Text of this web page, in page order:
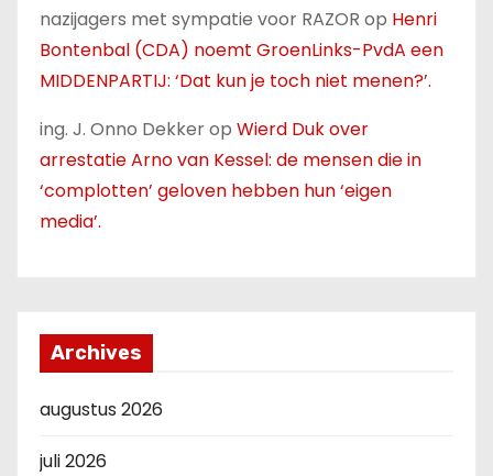
nazijagers met sympatie voor RAZOR op Henri
Bontenbal (CDA) noemt GroenLinks-PvdA een
MIDDENPARTIJ: ‘Dat kun je toch niet menen?’.
ing. J. Onno Dekkerop Wierd Duk over
arrestatie Arno van Kessel: de mensen die in
‘complotten’ geloven hebben hun ‘eigen
media’.
Archives
augustus 2026
juli 2026